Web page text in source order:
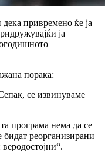
дека привремено ќе ја
ја
порака:
се извинуваме
програма нема да се
бидат реорганизирани